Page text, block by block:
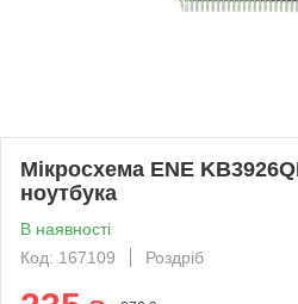
Мікросхема ENE
ноутбука
В наявності
Код: 167109
Роздріб